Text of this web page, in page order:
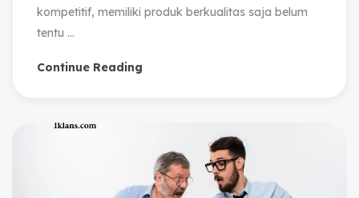
kompetitif, memiliki produk berkualitas saja belum
tentu ...
Continue Reading